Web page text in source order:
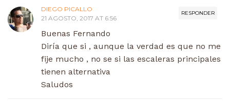
RESPONDER
DIEGO PICALLO
21 AGOSTO, 2017 AT 6:56
Buenas Fernando
Diría que si , aunque la verdad es que no me
fije mucho , no se si las escaleras principales
tienen alternativa
Saludos